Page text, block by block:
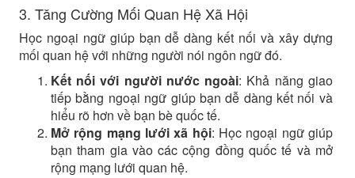
3. Tăng Cường Mối Quan Hệ Xã Hội
Học ngoại ngữ giúp bạn dễ dàng kết nối và xây dựng
mối quan hệ với những người nói ngôn ngữ đó.
Kết nối với người nước ngoài: Khả năng giao
tiếp bằng ngoại ngữ giúp bạn dễ dàng kết nối và
hiểu rõ hơn về bạn bè quốc tế.
Mở rộng mạng lưới xã hội: Học ngoại ngữ giúp
bạn tham gia vào các cộng đồng quốc tế và mở
rộng mạng lưới quan hệ.